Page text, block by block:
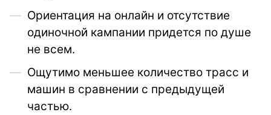
Ориентация на онлайн и отсутствие
одиночной кампании придется по душе
не всем.
Ощутимо меньшее количество трасс и
машин в сравнении с предыдущей
частью.